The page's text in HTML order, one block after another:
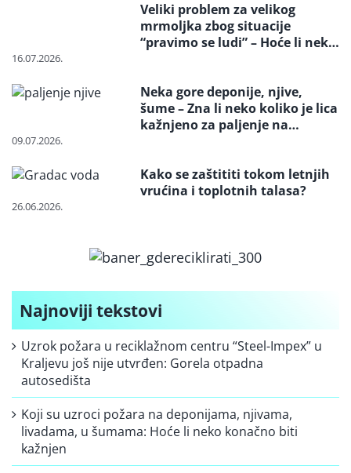
Veliki problem za velikog
mrmoljka zbog situacije
“pravimo se ludi” – Hoće li neko
16.07.2026.
Neka gore deponije, njive,
šume – Zna li neko koliko je lica
kažnjeno za paljenje na
09.07.2026.
Kako se zaštititi tokom letnjih
vrućina i toplotnih talasa?
26.06.2026.
Najnoviji tekstovi
Uzrok požara u reciklažnom centru “Steel-Impex” u
Kraljevu još nije utvrđen: Gorela otpadna
autosedišta
Koji su uzroci požara na deponijama, njivama,
livadama, u šumama: Hoće li neko konačno biti
kažnjen